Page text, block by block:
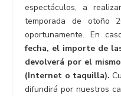
espectáculos, a
temporada de otoño
oportunamente. En
fecha, el importe de
devolverá por el
(Internet o taquilla).
difundirá por nuestros